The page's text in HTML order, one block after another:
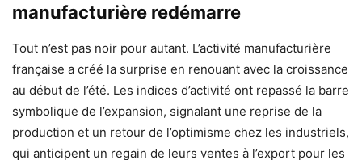
manufacturière redémarre
Tout n’est pas noir pour autant. L’activité manufacturière
française a créé la surprise en renouant avec la croissance
au début de l’été. Les indices d’activité ont repassé la barre
symbolique de l’expansion, signalant une reprise de la
production et un retour de l’optimisme chez les industriels,
qui anticipent un regain de leurs ventes à l’export pour les